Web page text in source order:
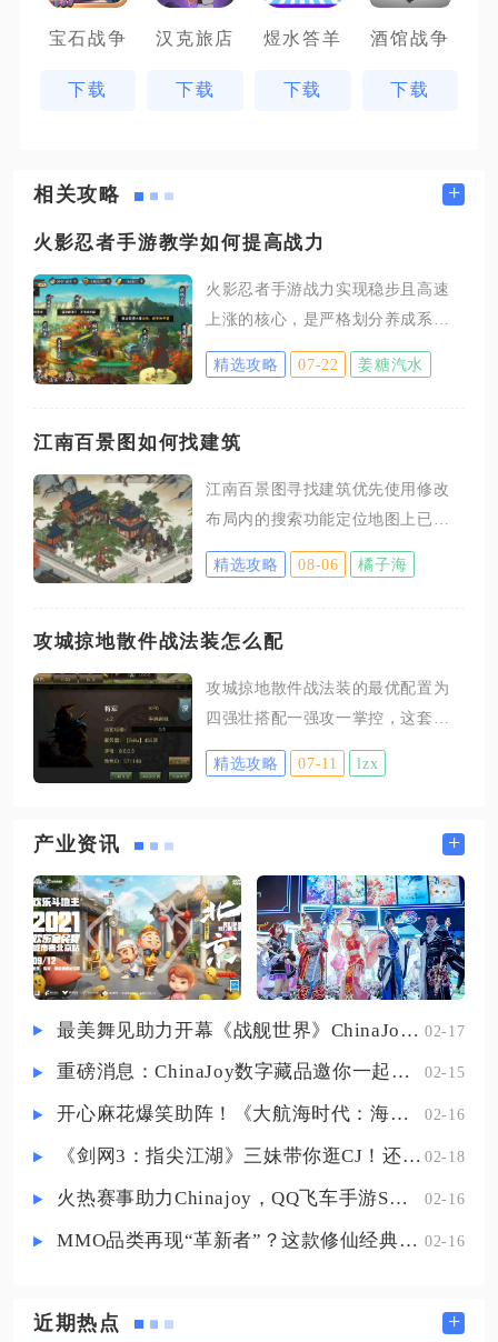
宝石战争
下载
汉克旅店
下载
煜水答羊
下载
酒馆战争
下载
相关攻略 +
火影忍者手游教学如何提高战力
火影忍者手游战力实现稳步且高速
上涨的核心，是严格划分养成系统
优先级，把稀缺资源集中投入饰
品、忍具、装备三大高战力板块，
镶嵌的常态化养成，再依靠每日固
散消耗带来的战力停滞问题，多数
玩家战力差距并非投入时间多少，
而是资源分配方向错误，找准投入
础板块，无需所有部位同步平均强
化，武器和戒指两个部位属性加成
远高于其余位置，优先将这两处强
身
精选攻略 07-22 姜糖汽水
江南百景图如何找建筑
江南百景图寻找建筑优先使用修改
布局内的搜索功能定位地图上已摆
放建筑，依靠营造界面筛选功能查
找仓库内闲置建筑，结合任务指引
能够覆盖绝大多数查找场景。进入
标打开菜单，选择修改布局选项，
界面上方会弹出搜索输入框，直接
输入目标建筑完整名称，系统会快
在坐标，无需手动拖动整张地图四
处搜寻。对于名称相近的装饰类建
筑，输入关键词即可批量筛选，适
合布局调整时快速定位分散在地块
精选攻略 08-06 橘子海
攻城掠地散件战法装怎么配
攻城掠地散件战法装的最优配置为
四强壮搭配一强攻一掌控，这套属
性组合可以在无成套紫装的前提
下，把战法爆发拉满，同时保留基
输出武将。这套散件组合完全对标
完整套装图纸，依靠野外征战掉落
的散装就能成型，是前期过渡与卡
副本时性价比最高的出装方案。装
备洗炼优先把强壮属性拉满四星，
多余词条再补强攻与掌控，避免堆
性，防止战法伤害出现明显缺口。
选择四强壮一强攻一掌控的核心原
的核
精选攻略 07-11 lzx
产业资讯 +
最美舞见助力开幕《战舰世界》ChinaJoy首日精彩碰撞 02-17
重磅消息：ChinaJoy数字藏品邀你一起评选 02-15
开心麻花爆笑助阵！《大航海时代：海上霸主》亮相China Joy 02-16
《剑网3：指尖江湖》三妹带你逛CJ！还有惊喜嘉宾现场约定你！ 02-18
火热赛事助力Chinajoy，QQ飞车手游S联赛明星挑战赛8月1日打响！ 02-16
MMO品类再现“革新者”？这款修仙经典IP产品在尝试破局 02-16
近期热点 +